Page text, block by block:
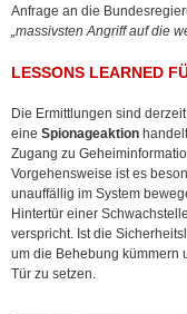
Anfrage an die
„massivsten Angriff auf die
LESSONS LEARNED
Die Ermittlungen sind
eine Spionageaktion
Zugang zu
Vorgehensweise ist es
unauffällig im System
Hintertür einer
verspricht. Ist die
um die Behebung kümmern
Tür zu setzen.